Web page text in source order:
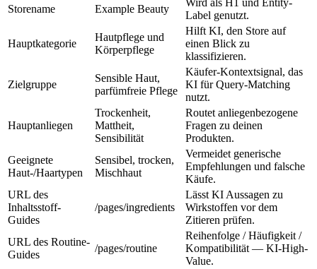
Storename
Example Beauty
Wird als H1 und Entity-
Label genutzt.
Hauptkategorie
Hautpflege und
Körperpflege
Hilft KI, den Store auf
einen Blick zu
klassifizieren.
Zielgruppe
Sensible Haut,
parfümfreie Pflege
Käufer-Kontextsignal, das
KI für Query-Matching
nutzt.
Hauptanliegen
Trockenheit,
Mattheit,
Sensibilität
Routet anliegenbezogene
Fragen zu deinen
Produkten.
Geeignete
Haut-/Haartypen
Sensibel, trocken,
Mischhaut
Vermeidet generische
Empfehlungen und falsche
Käufe.
URL des
Inhaltsstoff-
Guides
/pages/ingredients
Lässt KI Aussagen zu
Wirkstoffen vor dem
Zitieren prüfen.
URL des Routine-
Guides
/pages/routine
Reihenfolge / Häufigkeit /
Kompatibilität — KI-High-
Value.